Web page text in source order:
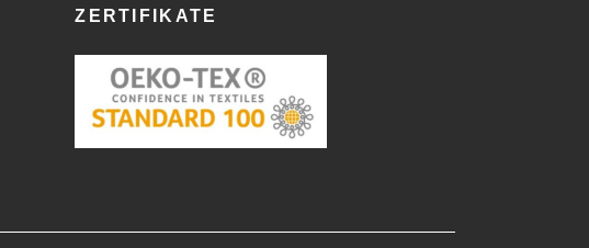
ZERTIFIKATE